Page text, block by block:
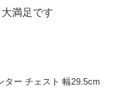
満足です
ター チェスト 幅29.5cm